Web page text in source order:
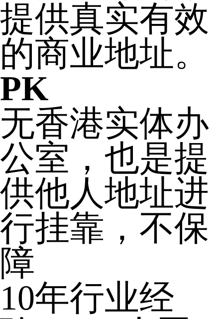
提供真实有效
的商业地址。
PK
无香港实体办
公室，也是提
供他人地址进
行挂靠，不保
障
10年行业经